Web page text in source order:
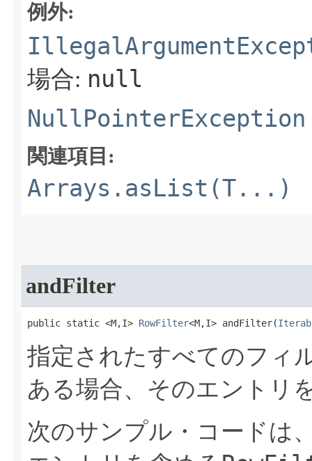
例外:
場合: null
NullPointerException
関連項目:
Arrays.asList(T...)
andFilter
public static <M,I> RowFilter<M,I> andFilter​(
指定されたすべてのフィ
ある場合、そのエントリ
次のサンプル・コードは